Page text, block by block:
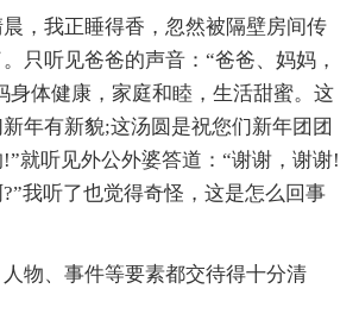
，我正睡得香，忽然被隔壁房间传
只听见爸爸的声音：“爸爸、妈妈，
身体健康，家庭和睦，生活甜蜜。这
年有新貌;这汤圆是祝您们新年团团
就听见外公外婆答道：“谢谢，谢谢!
我听了也觉得奇怪，这是怎么回事
物、事件等要素都交待得十分清